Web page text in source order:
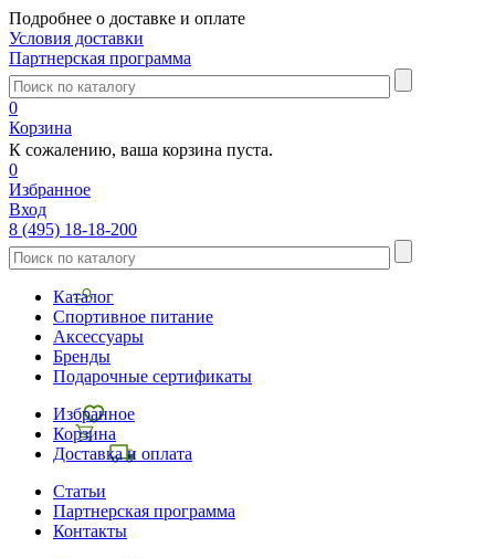
Подробнее о доставке и оплате
Условия доставки
Партнерская программа
0
Корзина
К сожалению, ваша корзина пуста.
0
Избранное
Вход
8 (495) 18-18-200
Каталог
Спортивное питание
Аксессуары
Бренды
Подарочные сертификаты
Избранное
Корзина
Доставка и оплата
Статьи
Партнерская программа
Контакты